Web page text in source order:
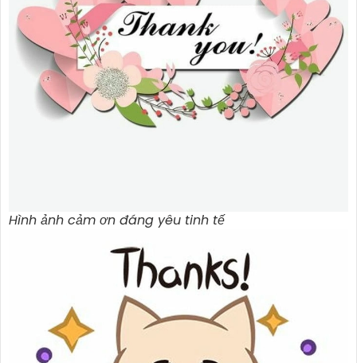
Hình ảnh cảm ơn đáng yêu tinh tế